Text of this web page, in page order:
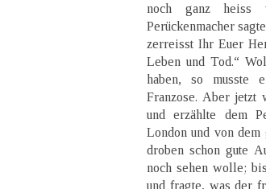
noch ganz heiss
Perückenmacher
zerreisst Ihr Euer
Leben und Tod.“
haben, so musste
Franzose. Aber jetzt
und erzählte dem
London und von
droben schon gute
noch sehen wolle;
und fragte, was der